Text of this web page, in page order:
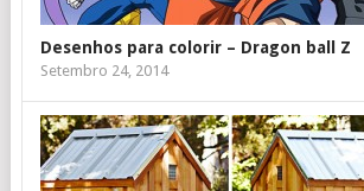
Desenhos para colorir – Dragon ball Z
Setembro 24, 2014